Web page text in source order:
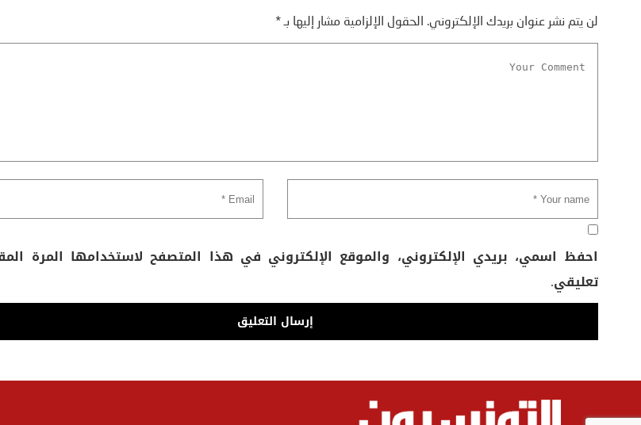
لن يتم نشر عنوان بريدك الإلكتروني. الحقول الإلزامية مشار إليها بـ*
احفظ اسمي، بريدي الإلكتروني، والموقع الإلكتروني في هذا المتصفح لاستخدامها المرة
تعليقي.